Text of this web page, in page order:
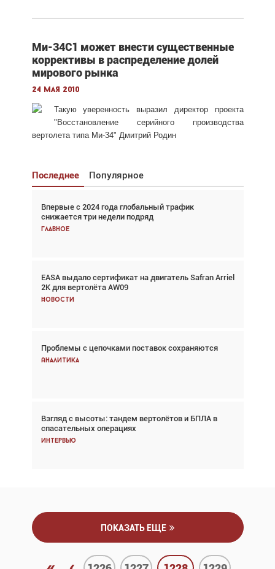
Ми-34С1 может внести существенные
коррективы в распределение долей
мирового рынка
24 мая 2010
Такую уверенность выразил директор проекта
"Восстановление серийного производства
вертолета типа Ми-34" Дмитрий Родин
Последнее Популярное
Впервые с 2024 года глобальный трафик
снижается три недели подряд
Главное
EASA выдало сертификат на двигатель Safran Arriel
2K для вертолёта AW09
Новости
Проблемы с цепочками поставок сохраняются
Аналитика
Взгляд с высоты: тандем вертолётов и БПЛА в
спасательных операциях
Интервью
Взгляд с высоты: тандем вертолётов и БПЛА в
спасательных операциях
Главное
Авиационный фотограф Дэйв Кох: «Фотография
говорит сама за себя... а ИИ всё портит»
Новости
Впервые с 2024 года глобальный трафик
снижается три недели подряд
Частный самолёт – это актив. Подходите к
покупке соответствующим образом
Интервью
ПОКАЗАТЬ ЕЩЕ